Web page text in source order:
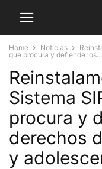
Home Noticias
que procura y defiende los...
Sistema
procura y
derechos
y